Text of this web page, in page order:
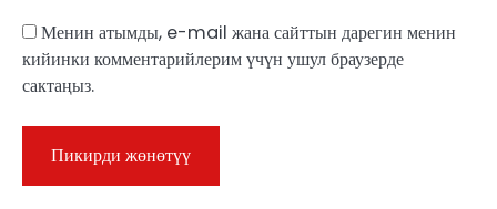
Менин атымды, e-mail жана сайттын дарегин менин
кийинки комментарийлерим үчүн ушул браузерде
сактаңыз.